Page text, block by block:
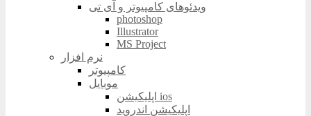
ویدئوهای کامپیوتر و آی تی
photoshop
Illustrator
MS Project
نرم افزار
کامپیوتر
موبایل
اپلیکیشن ios
اپلیکیشن اندروید